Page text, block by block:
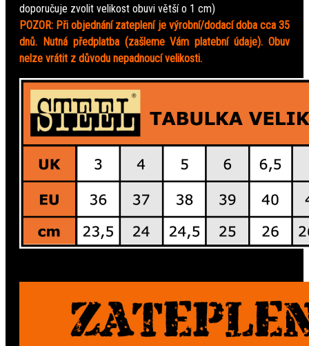
doporučuje zvolit velikost obuvi větší o 1 cm)
POZOR: Při objednání zateplení je výrobní/dodací doba cca 35
dnů. Nutná předplatba (zašleme Vám platební údaje). Obuv
nelze vrátit z důvodu nepadnoucí velikosti.